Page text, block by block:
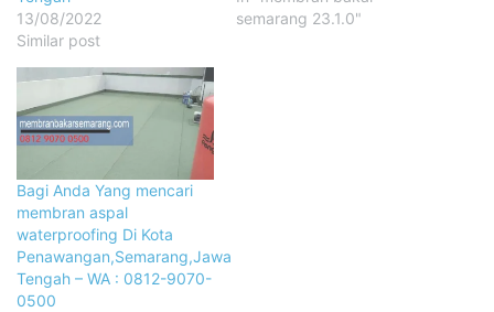
13/08/2022
Similar post
semarang 23.1.0"
Bagi Anda Yang mencari
membran aspal
waterproofing Di Kota
Penawangan,Semarang,Jawa
Tengah – WA : 0812-9070-
0500